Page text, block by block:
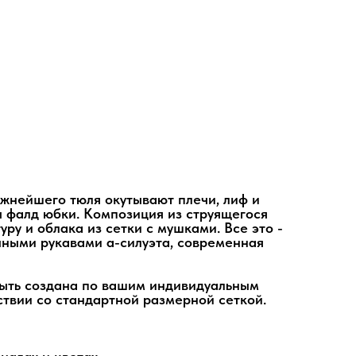
тюля окутывают плечи, лиф и
фалд юбки. Композиция из струящегося
и облака из сетки с мушками. Все это -
рукавами а-силуэта, современная
создана по вашим индивидуальным
со стандартной размерной сеткой.